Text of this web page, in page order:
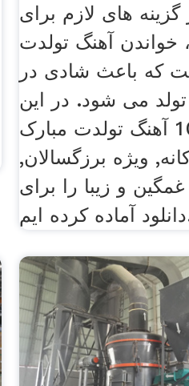
های لازم برای
خواندن آهنگ تولدت
که باعث شادی در
می شود. در این
مطلب 10 آهنگ تولدت مبارک
ویژه برزگسالان,
و زیبا را برای
ایم.